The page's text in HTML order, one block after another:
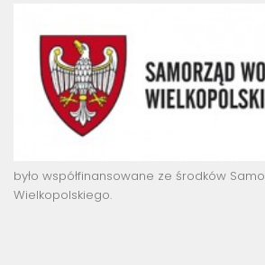
było współfinansowane ze środków
Wielkopolskiego.